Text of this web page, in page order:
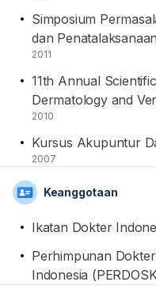
Simposium
dan
2011
11th Annual
Dermatology and
2010
Kursus Akupuntur
2007
Keanggotaan
Ikatan Dokter
Perhimpunan
Indonesia